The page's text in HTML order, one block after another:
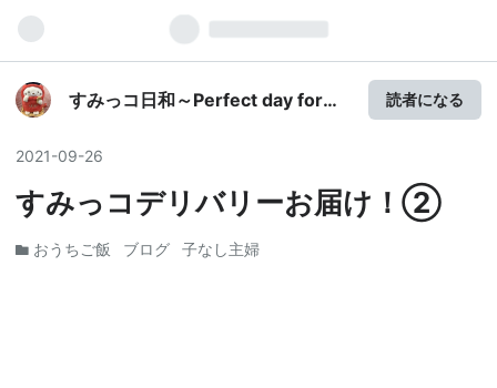
すみっコ日和～Perfect day for
読者になる
2021-09-26
すみっコデリバリーお届け！②
おうちご飯 ブログ 子なし主婦